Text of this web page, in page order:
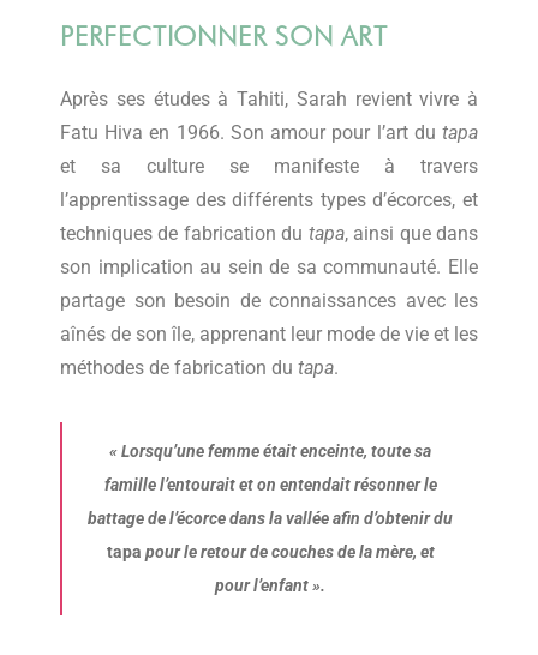
PERFECTIONNER SON ART
Après ses études à Tahiti, Sarah revient vivre à
Fatu Hiva en 1966. Son amour pour l’art du tapa
et sa culture se manifeste à travers
l’apprentissage des différents types d’écorces, et
techniques de fabrication du tapa, ainsi que dans
son implication au sein de sa communauté. Elle
partage son besoin de connaissances avec les
aînés de son île, apprenant leur mode de vie et les
méthodes de fabrication du tapa.
« Lorsqu’une femme était enceinte, toute sa
famille l’entourait et on entendait résonner le
battage de l’écorce dans la vallée afin d’obtenir du
tapa pour le retour de couches de la mère, et
pour l’enfant ».